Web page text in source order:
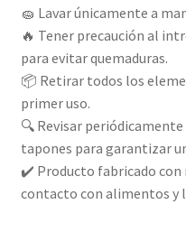
🧽 Lavar únicamente a
🔥 Tener precaución al
para evitar quemaduras.
📦 Retirar todos los
primer uso.
🔍 Revisar
tapones para garantizar
✔️ Producto fabricado
contacto con alimentos y